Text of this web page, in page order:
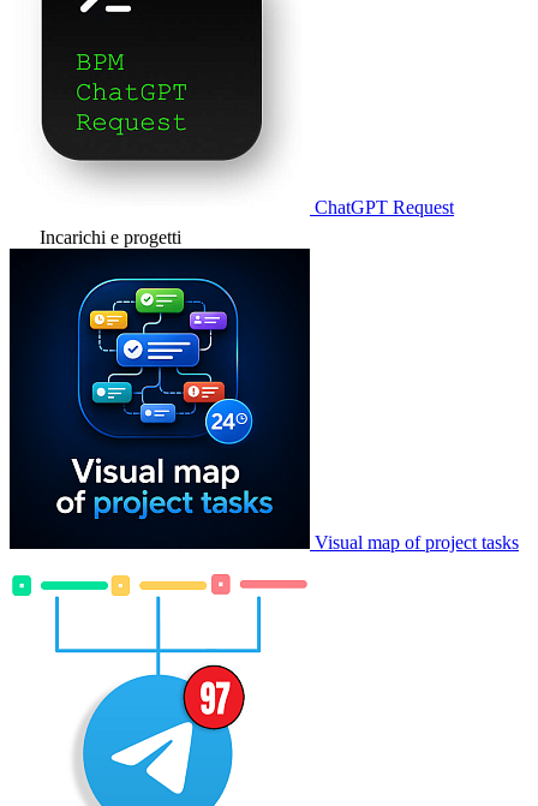
ChatGPT Request
Incarichi e progetti
Visual map of project tasks